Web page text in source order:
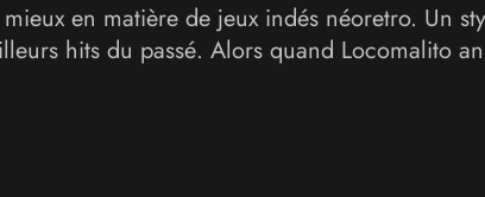
en matière de jeux indés néoretro. Un
hits du passé. Alors quand Locomalito